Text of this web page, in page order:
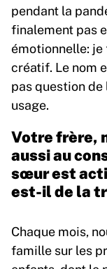
pendant la
finalement pas
émotionnelle:
créatif. Le nom
pas question de
usage.
Votre frère,
aussi au
sœur est
est-il de la
Chaque mois,
famille sur les